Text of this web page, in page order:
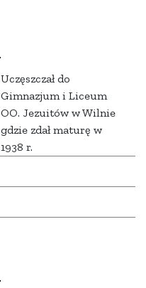
Uczęszczał do
Gimnazjum i Liceum
OO. Jezuitów w Wilnie
gdzie zdał maturę w
1938 r.